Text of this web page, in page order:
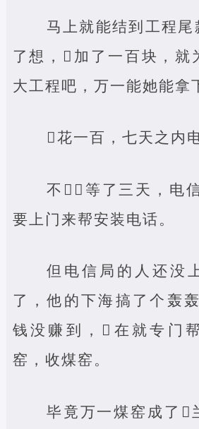
马上就能结到工程
了想，‌加了一百块，就
大工程吧，万一能她能拿
‌花一百，七天之内
不‌‌等了三天，电
要上门来帮安装电话。
但电信局的人还没
了，他的下海搞了个轰
钱没赚到，‌在就专门
窑，收煤窑。
毕竟万一煤窑成了‌